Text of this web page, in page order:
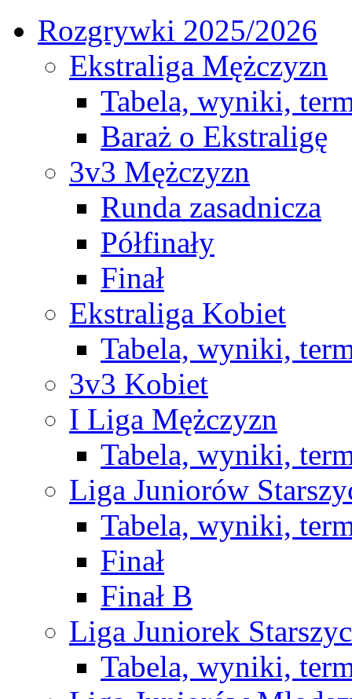
Rozgrywki 2025/2026
Ekstraliga Mężczyzn
Tabela, wyniki,
Baraż o Ekstraligę
3v3 Mężczyzn
Runda zasadnicza
Półfinały
Finał
Ekstraliga Kobiet
Tabela, wyniki,
3v3 Kobiet
I Liga Mężczyzn
Tabela, wyniki,
Liga Juniorów
Tabela, wyniki,
Finał
Finał B
Liga Juniorek
Tabela, wyniki,